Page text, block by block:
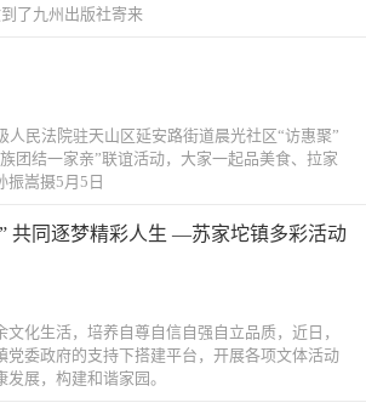
了九州出版社寄来
人民法院驻天山区延安路街道晨光社区“访惠聚”
团结一家亲”联谊活动，大家一起品美食、拉家
振嵩摄5月5日
共同逐梦精彩人生 —苏家坨镇多彩活动
化生活，培养自尊自信自强自立品质，近日，
党委政府的支持下搭建平台，开展各项文体活动
展，构建和谐家园。